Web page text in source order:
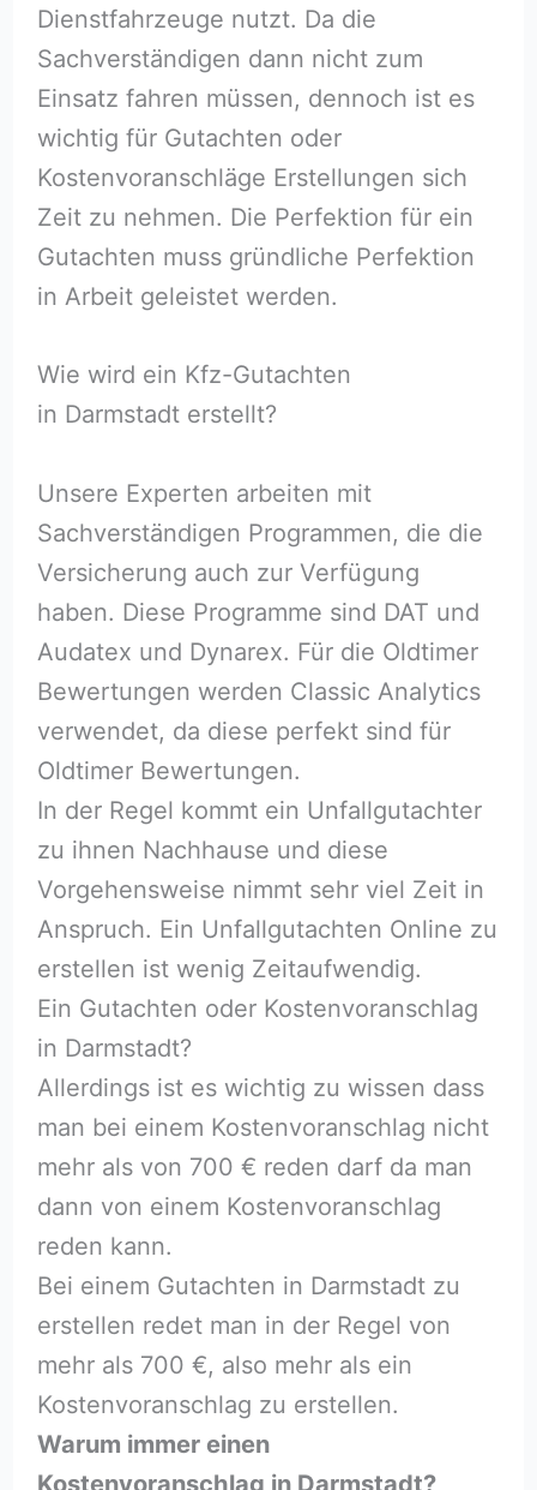
Dienstfahrzeuge nutzt. Da die
Sachverständigen dann nicht zum
Einsatz fahren müssen, dennoch ist es
wichtig für Gutachten oder
Kostenvoranschläge Erstellungen sich
Zeit zu nehmen. Die Perfektion für ein
Gutachten muss gründliche Perfektion
in Arbeit geleistet werden.
Wie wird ein Kfz-Gutachten
in Darmstadt erstellt?
Unsere Experten arbeiten mit
Sachverständigen Programmen, die die
Versicherung auch zur Verfügung
haben. Diese Programme sind DAT und
Audatex und Dynarex. Für die Oldtimer
Bewertungen werden Classic Analytics
verwendet, da diese perfekt sind für
Oldtimer Bewertungen.
In der Regel kommt ein Unfallgutachter
zu ihnen Nachhause und diese
Vorgehensweise nimmt sehr viel Zeit in
Anspruch. Ein Unfallgutachten Online zu
erstellen ist wenig Zeitaufwendig.
Ein Gutachten oder Kostenvoranschlag
in Darmstadt?
Allerdings ist es wichtig zu wissen dass
man bei einem Kostenvoranschlag nicht
mehr als von 700 € reden darf da man
dann von einem Kostenvoranschlag
reden kann.
Bei einem Gutachten in Darmstadt zu
erstellen redet man in der Regel von
mehr als 700 €, also mehr als ein
Kostenvoranschlag zu erstellen.
Warum immer einen
Kostenvoranschlag in Darmstadt?